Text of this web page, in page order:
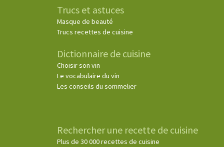
Trucs et astuces
Masque de beauté
Trucs recettes de cuisine
Dictionnaire de cuisine
Choisir son vin
Le vocabulaire du vin
Les conseils du sommelier
Rechercher une recette de cuisine
Plus de 30 000 recettes de cuisine